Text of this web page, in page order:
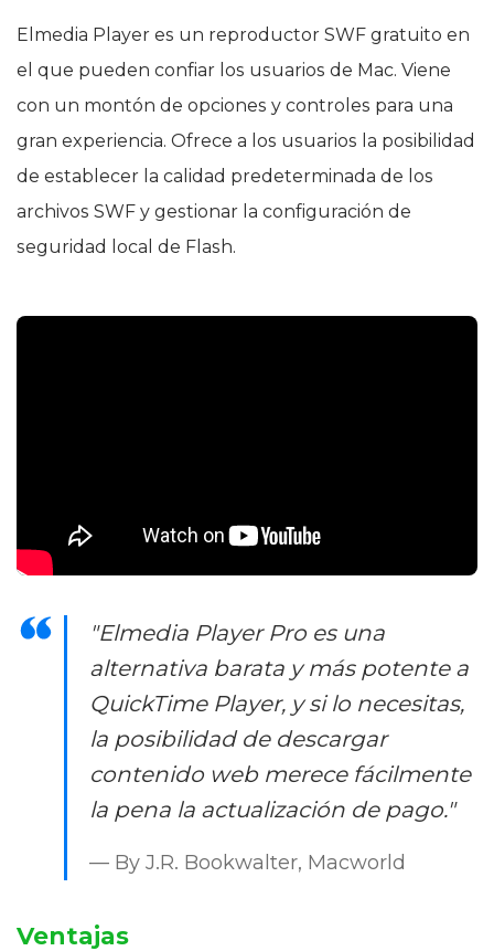
Elmedia Player es un reproductor SWF gratuito en
el que pueden confiar los usuarios de Mac. Viene
con un montón de opciones y controles para una
gran experiencia. Ofrece a los usuarios la posibilidad
de establecer la calidad predeterminada de los
archivos SWF y gestionar la configuración de
seguridad local de Flash.
"Elmedia Player Pro es una
alternativa barata y más potente a
QuickTime Player, y si lo necesitas,
la posibilidad de descargar
contenido web merece fácilmente
la pena la actualización de pago."
— By J.R. Bookwalter, Macworld
Ventajas